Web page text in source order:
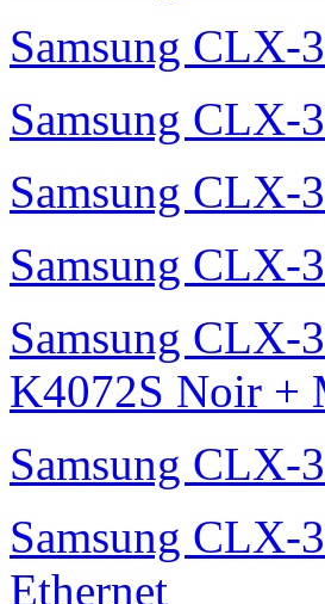
Samsung CLX-
Samsung CLX-
Samsung CLX-
Samsung CLX-
Samsung CLX-
K4072S Noir +
Samsung CLX-
Samsung
Ethernet